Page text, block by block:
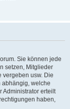
Sie können jede
setzen, Mitglieder
vergeben usw. Die
abhängig, welche
Administrator erteilt
haben,